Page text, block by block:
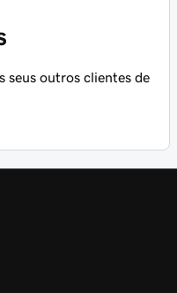
seus outros clientes de